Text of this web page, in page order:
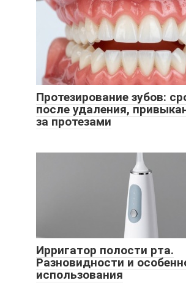
Протезирование зубов:
после удаления,
за протезами
Ирригатор полости рта.
Разновидности и
использования